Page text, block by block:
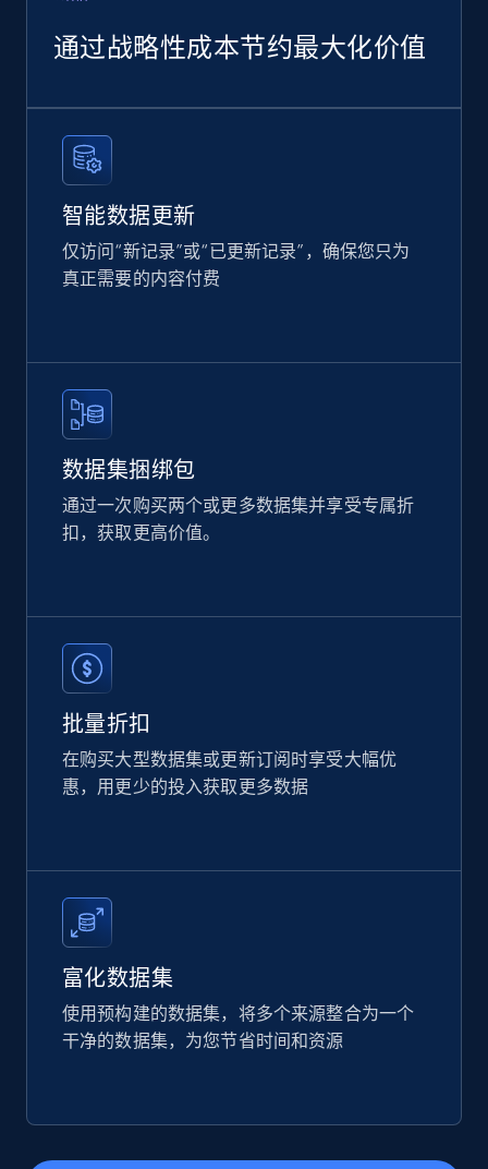
amazon, Currency amazon, Availability amazon,
and more.
eCommerce
1.2K+
通过战略性成本节约最大化价值
智能数据更新
仅访问“新记录”或“已更新记录”，确保您只为
真正需要的内容付费
数据集捆绑包
通过一次购买两个或更多数据集并享受专属折
扣，获取更高价值。
批量折扣
在购买大型数据集或更新订阅时享受大幅优
惠，用更少的投入获取更多数据
富化数据集
使用预构建的数据集，将多个来源整合为一个
干净的数据集，为您节省时间和资源